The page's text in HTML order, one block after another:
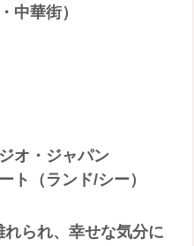
中華街）
オ・ジャパン
（ランド/シー）
れられ、幸せな気分に